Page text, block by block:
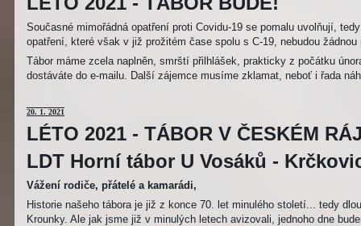
Současné mimořádná opatření proti Covidu-19 se pomalu uvolňují,
opatření, které však v již prožitém čase spolu s C-19, nebudou žádnou
Tábor máme zcela naplněn, smrští přilhlášek, prakticky z počátku
dostáváte do e-mailu. Další zájemce musíme zklamat, neboť i řada
20. 1. 2021
LÉTO 2021 - TÁBOR V ČESKÉM
LDT Horní tábor U Vosáků -
Vážení rodiče, přátelé a kamarádi,
Historie našeho tábora je již z konce 70. let minulého století... tedy
Krounky. Ale jak jsme již v minulých letech avizovali, jednoho dne